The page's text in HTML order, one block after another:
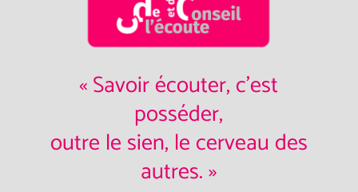
« Savoir écouter, c'est
posséder,
outre le sien, le cerveau des
autres. »